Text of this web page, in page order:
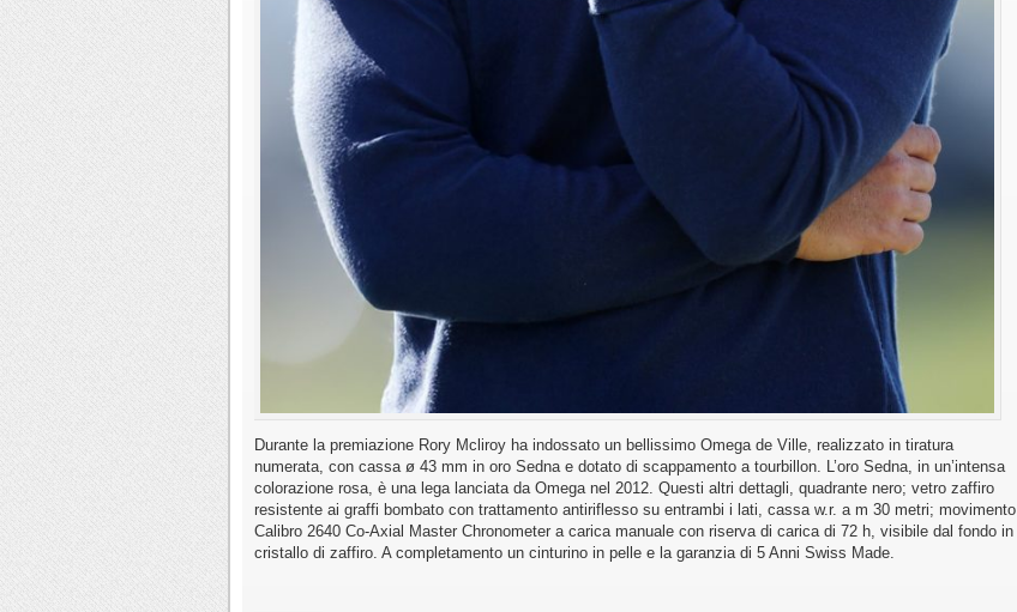
Durante la premiazione Rory Mcliroy ha indossato un bellissimo Omega de Ville, realizzato in tiratura
numerata, con cassa ø 43 mm in oro Sedna e dotato di scappamento a tourbillon. L’oro Sedna, in un’intensa
colorazione rosa, è una lega lanciata da Omega nel 2012. Questi altri dettagli, quadrante nero; vetro zaffiro
resistente ai graffi bombato con trattamento antiriflesso su entrambi i lati, cassa w.r. a m 30 metri; movimento
Calibro 2640 Co-Axial Master Chronometer a carica manuale con riserva di carica di 72 h, visibile dal fondo in
cristallo di zaffiro. A completamento un cinturino in pelle e la garanzia di 5 Anni Swiss Made.